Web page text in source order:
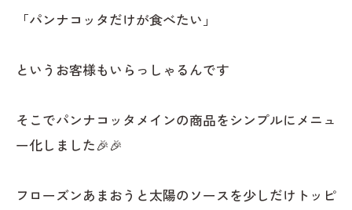
「パンナコッタだけが食べたい」
というお客様もいらっしゃるんです
そこでパンナコッタメインの商品をシンプルにメニュ
ー化しました🎉🎉
フローズンあまおうと太陽のソースを少しだけトッピ